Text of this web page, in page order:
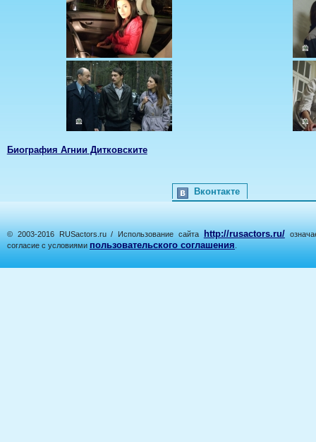
Биография Агнии Дитковските
Вконтакте
© 2003-2016 RUSactors.ru / Использование сайта http://rusactors.ru/
согласие с условиями пользовательского соглашения